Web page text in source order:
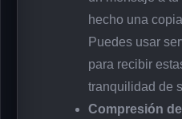
hecho una
Puedes usar
para recibir
tranquilidad de
Compresión